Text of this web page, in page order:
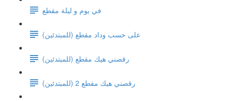
في يوم و ليلة مقطع
على حسب وداد مقطع (للمبتدئين)
رقصني هيك مقطع (للمبتدئين)
رقصني هيك مقطع 2 (للمبتدئين)